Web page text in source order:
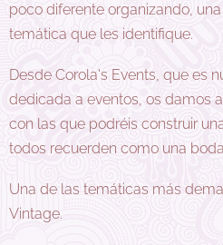
poco diferente organizando,
temática que les identifique.
Desde Corola's Events, que es
dedicada a eventos, os damos
con las que podréis construir
todos recuerden como una
Una de las temáticas más
Vintage.